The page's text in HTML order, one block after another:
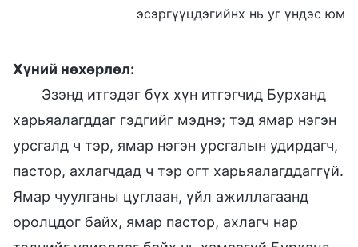
эсэргүүцдэгийнх нь уг үндэс юм
Хүний нөхөрлөл:
Эзэнд итгэдэг бүх хүн итгэгчид Бурханд
харьяалагддаг гэдгийг мэднэ; тэд ямар нэгэн
урсгалд ч тэр, ямар нэгэн урсгалын удирдагч,
пастор, ахлагчдад ч тэр огт харьяалагддаггүй.
Ямар чуулганы цуглаан, үйл ажиллагаанд
оролцдог байх, ямар пастор, ахлагч нар